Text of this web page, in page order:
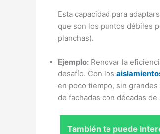
Esta capacidad para
que son los puntos débiles
planchas).
Ejemplo: Renovar la
desafío. Con los
en poco tiempo, sin
de fachadas con décadas de
También te puede